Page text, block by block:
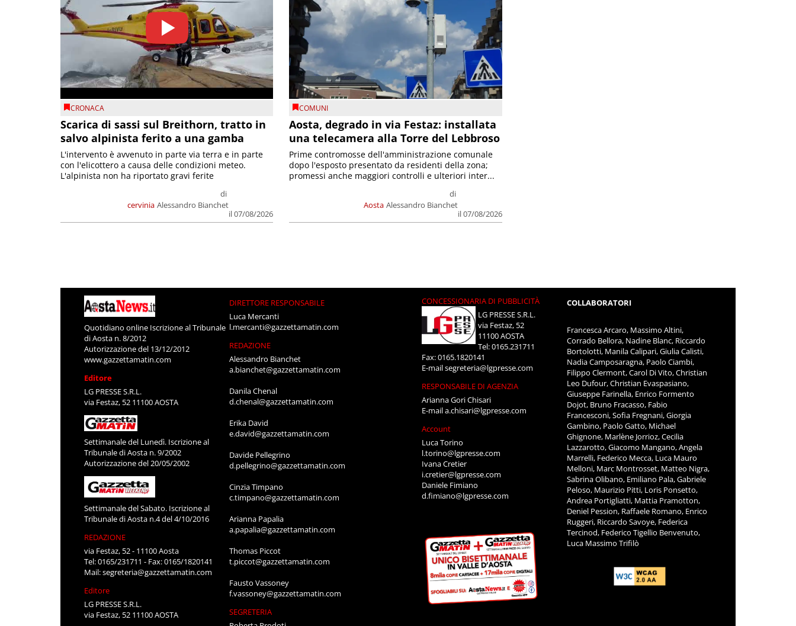
CRONACA
Scarica di sassi sul Breithorn, tratto in
salvo alpinista ferito a una gamba
cervinia
di
Alessandro Bianchet
il 07/08/2026
L'intervento è avvenuto in parte via terra e in parte
con l'elicottero a causa delle condizioni meteo.
L'alpinista non ha riportato gravi ferite
COMUNI
Aosta, degrado in via Festaz: installata
una telecamera alla Torre del Lebbroso
Aosta
di
Alessandro Bianchet
il 07/08/2026
Prime contromosse dell'amministrazione comunale
dopo l'esposto presentato da residenti della zona;
promessi anche maggiori controlli e ulteriori inter...
Quotidiano online Iscrizione al Tribunale
di Aosta n. 8/2012
Autorizzazione del 13/12/2012
www.gazzettamatin.com
Editore
LG PRESSE S.R.L.
via Festaz, 52 11100 AOSTA
Settimanale del Lunedì. Iscrizione al
Tribunale di Aosta n. 9/2002
Autorizzazione del 20/05/2002
Settimanale del Sabato. Iscrizione al
Tribunale di Aosta n.4 del 4/10/2016
REDAZIONE
via Festaz, 52 - 11100 Aosta
Tel: 0165/231711 - Fax: 0165/1820141
Mail:segreteria@gazzettamatin.com
Editore
LG PRESSE S.R.L.
via Festaz, 52 11100 AOSTA
DIRETTORE RESPONSABILE
Luca Mercanti
l.mercanti@gazzettamatin.com
REDAZIONE
Alessandro Bianchet
a.bianchet@gazzettamatin.com
Danila Chenal
d.chenal@gazzettamatin.com
Erika David
e.david@gazzettamatin.com
Davide Pellegrino
d.pellegrino@gazzettamatin.com
Cinzia Timpano
c.timpano@gazzettamatin.com
Arianna Papalia
a.papalia@gazzettamatin.com
Thomas Piccot
t.piccot@gazzettamatin.com
Fausto Vassoney
f.vassoney@gazzettamatin.com
SEGRETERIA
CONCESSIONARIA DI PUBBLICITÀ
LG PRESSE S.R.L.
via Festaz, 52
11100 AOSTA
Tel: 0165.231711
Fax: 0165.1820141
E-mailsegreteria@lgpresse.com
RESPONSABILE DI AGENZIA
Arianna Gori Chisari
E-maila.chisari@lgpresse.com
Account
Luca Torino
l.torino@lgpresse.com
Ivana Cretier
i.cretier@lgpresse.com
Daniele Fimiano
d.fimiano@lgpresse.com
COLLABORATORI
Francesca Arcaro, Massimo Altini,
Corrado Bellora, Nadine Blanc, Riccardo
Bortolotti, Manila Calipari, Giulia Calisti,
Nadia Camposaragna, Paolo Ciambi,
Filippo Clermont, Carol Di Vito, Christian
Leo Dufour, Christian Evaspasiano,
Giuseppe Farinella, Enrico Formento
Dojot, Bruno Fracasso, Fabio
Francesconi, Sofia Fregnani, Giorgia
Gambino, Paolo Gatto, Michael
Ghignone, Marlène Jorrioz, Cecilia
Lazzarotto, Giacomo Mangano, Angela
Marrelli, Federico Mecca, Luca Mauro
Melloni, Marc Montrosset, Matteo Nigra,
Sabrina Olibano, Emiliano Pala, Gabriele
Peloso, Maurizio Pitti, Loris Ponsetto,
Andrea Portigliatti, Mattia Pramotton,
Deniel Pession, Raffaele Romano, Enrico
Ruggeri, Riccardo Savoye, Federica
Tercinod, Federico Tigellio Benvenuto,
Luca Massimo Trifilò